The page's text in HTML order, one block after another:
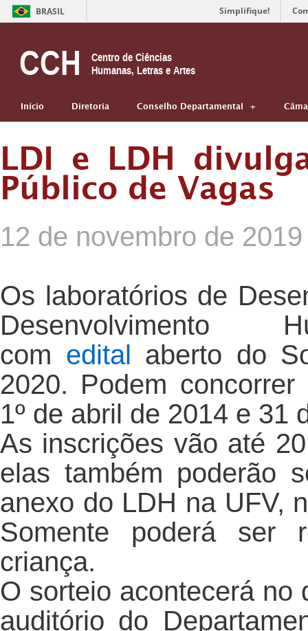
BRASIL Simplifique!
CCH
Centro de Ciências
Humanas, Letras e Artes
Início Diretoria Conselho Departamental
LDI e LDH
Público de Vagas
12 de novembro de 2019
Os laboratórios de
com edital aberto do
2020. Podem
1º de abril de 2014 e 31
As inscrições vão até
elas também poderão
anexo do LDH na UFV,
Somente poderá ser
criança.
O sorteio acontecerá no
auditório do